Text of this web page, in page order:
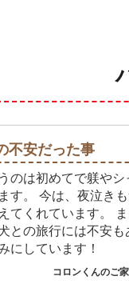
不安だった事
のは初めてで躾やシ
す。 今は、夜泣き
てくれています。
との旅行には不安も
にしています！
コロンくんのご